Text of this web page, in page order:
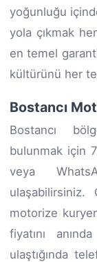
yoğunluğu
yola çıkmak
en temel
kültürünü her
Bostancı
Bostancı
bulunmak için
veya
motorize
fiyatını
ulaştığında